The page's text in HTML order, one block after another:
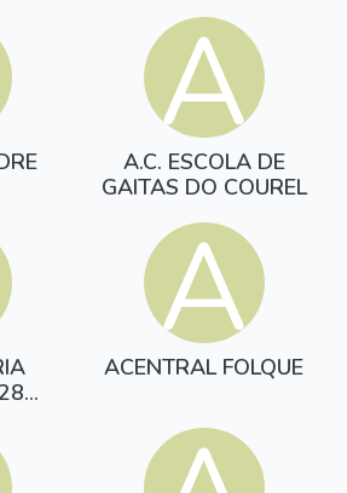
A
A.C. ESCOLA DE
GAITAS DO COUREL
A
ACENTRAL FOLQUE